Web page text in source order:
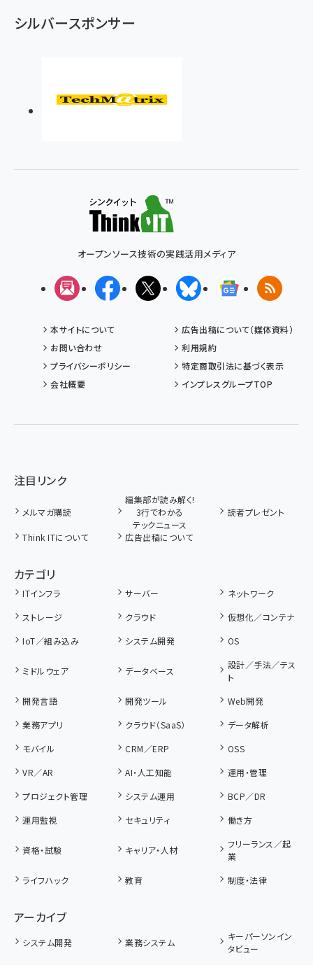
シルバースポンサー
オープンソース技術の実践活用メディア
メルマガFacebookX(エックス)BlueskyGoogleニュ
RSS
本サイトについて
広告出稿について（媒体資料）
お問い合わせ
利用規約
プライバシーポリシー
特定商取引法に基づく表示
会社概要
インプレスグループTOP
注目リンク
メルマガ購読
編集部が読み解く!
3行でわかる
テックニュース
読者プレゼント
Think ITについて 広告出稿について
カテゴリ
ITインフラ サーバー
ネットワーク
ストレージ
クラウド
仮想化／コンテナ
IoT／組み込み
システム開発 OS
ミドルウェア データベース
設計／手法／テス
ト
開発言語
開発ツール
Web開発
業務アプリ
クラウド（SaaS）
データ解析
モバイル
CRM／ERP
OSS
VR／AR
AI・人工知能
運用・管理
プロジェクト管理
システム運用
BCP／DR
運用監視
セキュリティ 働き方
資格・試験 キャリア・人材
フリーランス／起
業
ライフハック
教育 制度・法律
アーカイブ
システム開発 業務システム
キーパーソンイン
タビュー